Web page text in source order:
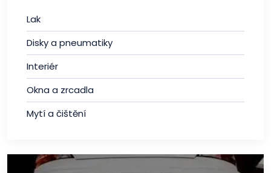
Lak
Disky a pneumatiky
Interiér
Okna a zrcadla
Mytí a čištění